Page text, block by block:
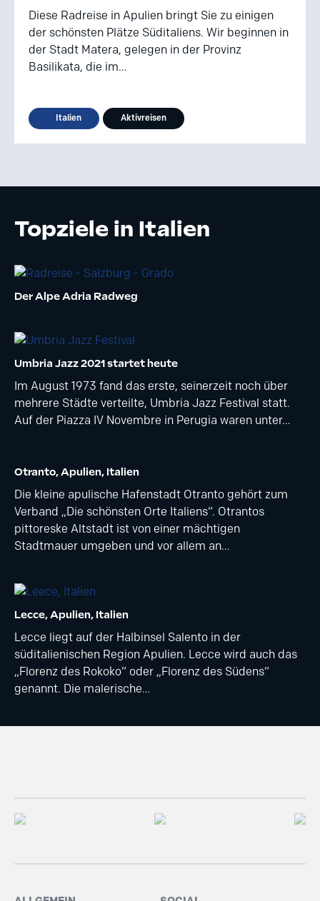
Diese Radreise in Apulien bringt Sie zu einigen
der schönsten Plätze Süditaliens. Wir beginnen in
der Stadt Matera, gelegen in der Provinz
Basilikata, die im…
Italien Aktivreisen
Topziele in Italien
Der Alpe Adria Radweg
Umbria Jazz 2021 startet heute
Im August 1973 fand das erste, seinerzeit noch über
mehrere Städte verteilte, Umbria Jazz Festival statt.
Auf der Piazza IV Novembre in Perugia waren unter…
Otranto, Apulien, Italien
Die kleine apulische Hafenstadt Otranto gehört zum
Verband „Die schönsten Orte Italiens“. Otrantos
pittoreske Altstadt ist von einer mächtigen
Stadtmauer umgeben und vor allem an…
Lecce, Apulien, Italien
Lecce liegt auf der Halbinsel Salento in der
süditalienischen Region Apulien. Lecce wird auch das
„Florenz des Rokoko“ oder „Florenz des Südens“
genannt. Die malerische…